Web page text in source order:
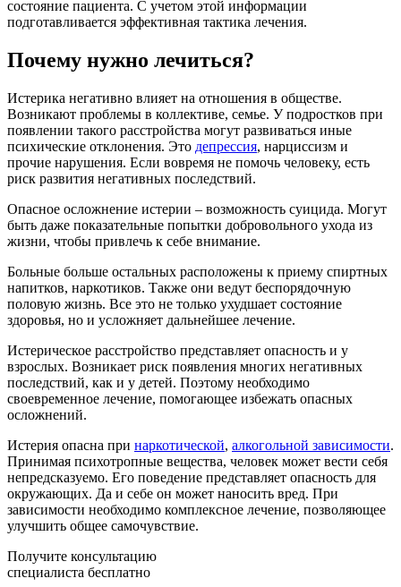
состояние пациента. С учетом этой информации
подготавливается эффективная тактика лечения.
Почему нужно лечиться?
Истерика негативно влияет на отношения в обществе.
Возникают проблемы в коллективе, семье. У подростков при
появлении такого расстройства могут развиваться иные
психические отклонения. Это депрессия, нарциссизм и
прочие нарушения. Если вовремя не помочь человеку, есть
риск развития негативных последствий.
Опасное осложнение истерии – возможность суицида. Могут
быть даже показательные попытки добровольного ухода из
жизни, чтобы привлечь к себе внимание.
Больные больше остальных расположены к приему спиртных
напитков, наркотиков. Также они ведут беспорядочную
половую жизнь. Все это не только ухудшает состояние
здоровья, но и усложняет дальнейшее лечение.
Истерическое расстройство представляет опасность и у
взрослых. Возникает риск появления многих негативных
последствий, как и у детей. Поэтому необходимо
своевременное лечение, помогающее избежать опасных
осложнений.
Истерия опасна при наркотической, алкогольной зависимости.
Принимая психотропные вещества, человек может вести себя
непредсказуемо. Его поведение представляет опасность для
окружающих. Да и себе он может наносить вред. При
зависимости необходимо комплексное лечение, позволяющее
улучшить общее самочувствие.
Получите консультацию
специалиста бесплатно